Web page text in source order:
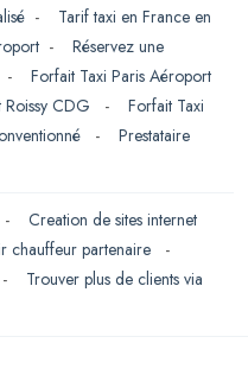
- Tarif taxi en France en
- Réservez une
- Forfait Taxi Paris Aéroport
CDG - Forfait Taxi
- Prestataire
- Creation de sites internet
chauffeur partenaire
-
- Trouver plus de clients via